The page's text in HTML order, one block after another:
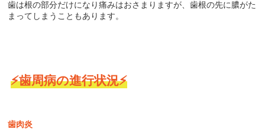
歯は根の部分だけになり痛みはおさまりますが、歯根の先に膿がた
まってしまうこともあります。
⚡歯周病の進行状況⚡
歯肉炎